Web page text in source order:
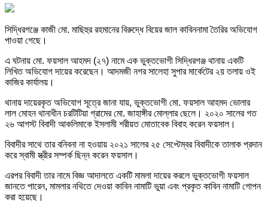
সিদ্ধিরগঞ্জে কাজী মো. মাছিহুর রহমানের বিরুদ্ধে বিয়ের জাল কাবিননামা তৈরির অভিযোগ
পাওয়া গেছে।
এ ঘটনায় মো. ফয়সাল আহমদ (২৭) নামে এক ভুক্তভোগী সিদ্ধিরগঞ্জ থানায় একটি
লিখিত অভিযোগ দায়ের করেছেন। আদমজী নগর সালেহা সুপার মার্কেটের ২য় তলায় ওই
কাজির কার্যালয়।
থানায় দায়েরকৃত অভিযোগ সূত্রে জানা যায়, ভুক্তভোগী মো. ফয়সাল আহমদ ভোলার
লাল মোহন থানাধীন চরটিটিয়া গ্রামের মো. জাহাঙ্গীর মোল্লার ছেলে। ২০২০ সালের গত
২৬ আগস্ট বিবাদী আকলিমাকে ইসলামী শরীয়ত মোতাবেক বিবাহ করেন ফয়সাল।
বিবাদীর সাথে তার বনিবনা না হওয়ায় ২০২১ সালের ২৫ সেপ্টেম্বর বিবাদীকে তালাক প্রদান
করে স্বামী স্ত্রীর সম্পর্ক ছিন্ন করেন ফয়সাল।
এরপর বিবাদী তার নামে বিজ্ঞ আদালতে একটি মামলা দায়ের করলে ভুক্তভোগী ফয়সাল
জানতে পারেন, মামলার নথিতে দেওয়া কাবিন নামাটি ভুয়া এবং প্রকৃত কাবিন নামাটি গোপন
করা হয়েছে।